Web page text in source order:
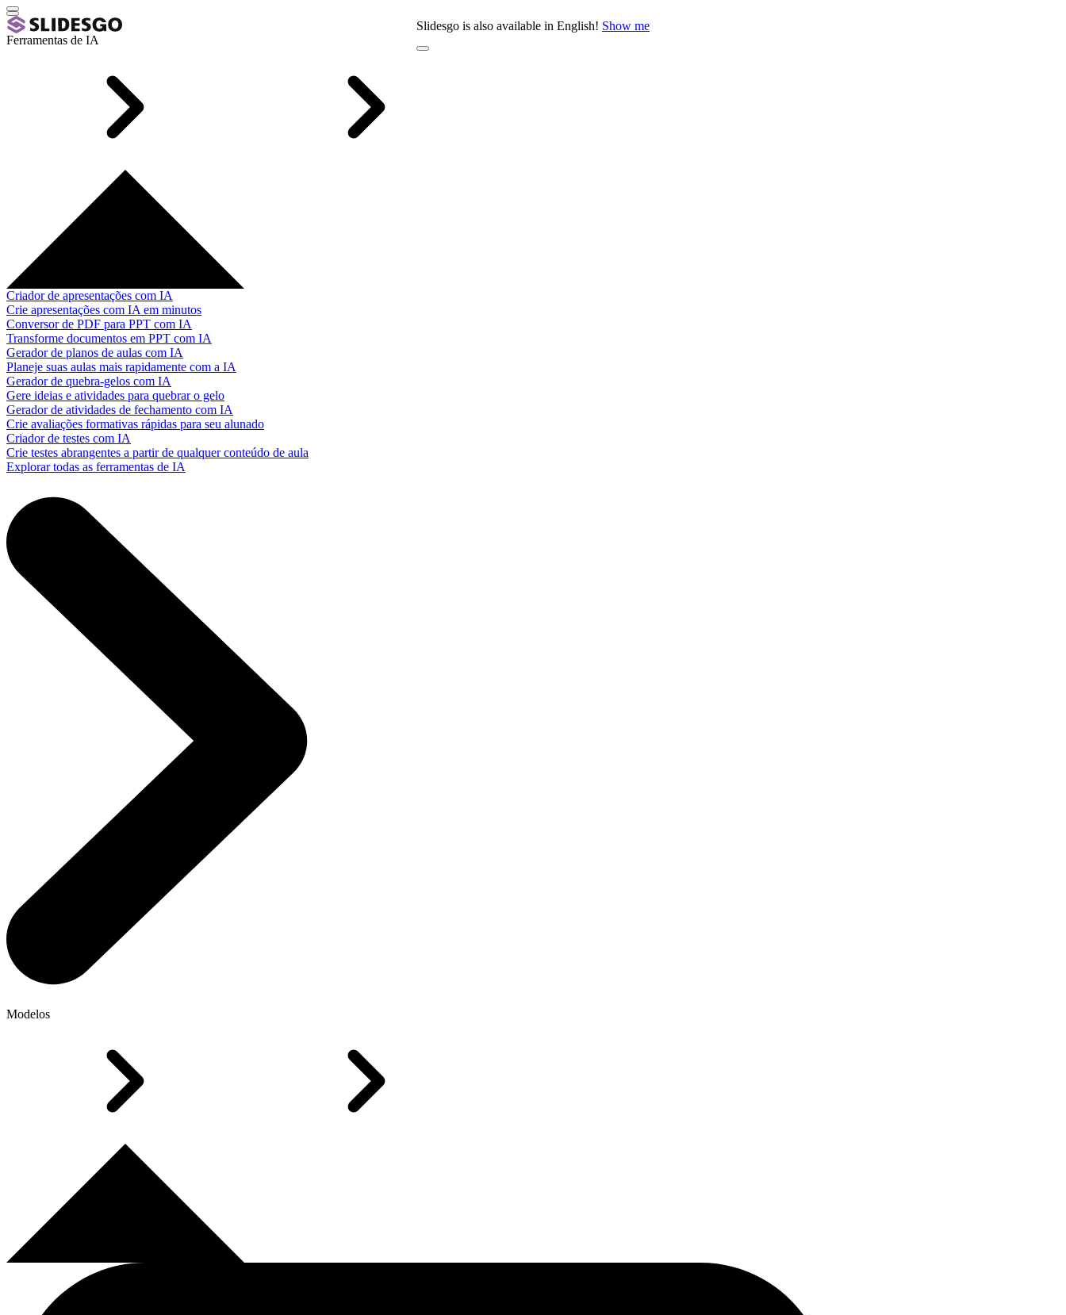
Slidesgo is also available in English! Show me
Ferramentas de IA
Criador de apresentações com IA
Crie apresentações com IA em minutos
Conversor de PDF para PPT com IA
Transforme documentos em PPT com IA
Gerador de planos de aulas com IA
Planeje suas aulas mais rapidamente com a IA
Gerador de quebra-gelos com IA
Gere ideias e atividades para quebrar o gelo
Gerador de atividades de fechamento com IA
Crie avaliações formativas rápidas para seu alunado
Criador de testes com IA
Crie testes abrangentes a partir de qualquer conteúdo de aula
Explorar todas as ferramentas de IA
Modelos